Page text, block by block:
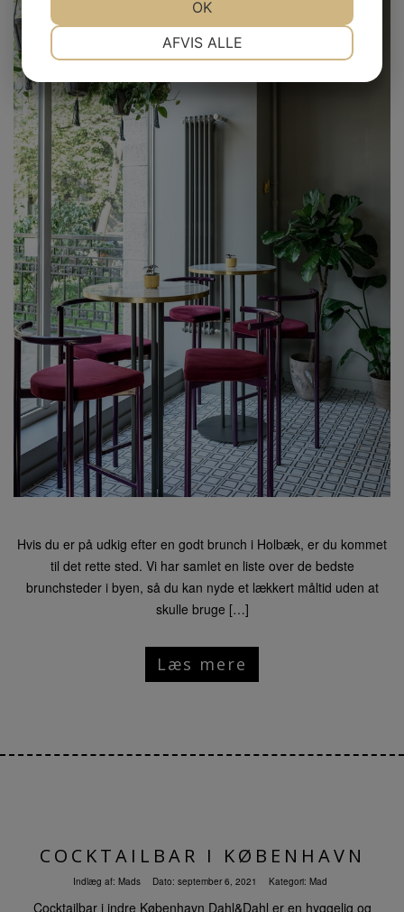
Hvis du er på udkig efter en godt brunch i Holbæk, er du kommet
til det rette sted. Vi har samlet en liste over de bedste
brunchsteder i byen, så du kan nyde et lækkert måltid uden at
skulle bruge […]
Læs mere
COCKTAILBAR I KØBENHAVN
Indlæg af: Mads Dato: september 6, 2021 Kategori: Mad
Cocktailbar i indre København Dahl&Dahl er en hyggelig og
MARKETING
AFVIS ALLE
OK